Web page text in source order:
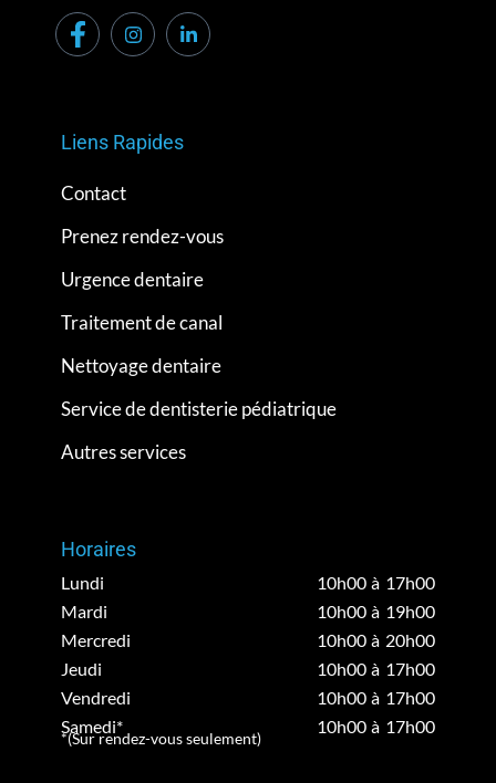
Liens Rapides
Contact
Prenez rendez-vous
Urgence dentaire
Traitement de canal
Nettoyage dentaire
Service de dentisterie pédiatrique
Autres services
Horaires
Lundi
10h00 à 17h00
Mardi
10h00 à 19h00
Mercredi
10h00 à 20h00
Jeudi
10h00 à 17h00
Vendredi
10h00 à 17h00
Samedi*
10h00 à 17h00
*(Sur rendez-vous seulement)